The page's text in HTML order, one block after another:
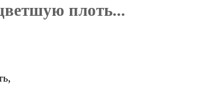
плоть...